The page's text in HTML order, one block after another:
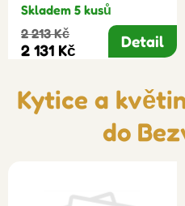
Skladem 5 kusů
2 213 Kč
2 131 Kč Detail
Kytice a
do